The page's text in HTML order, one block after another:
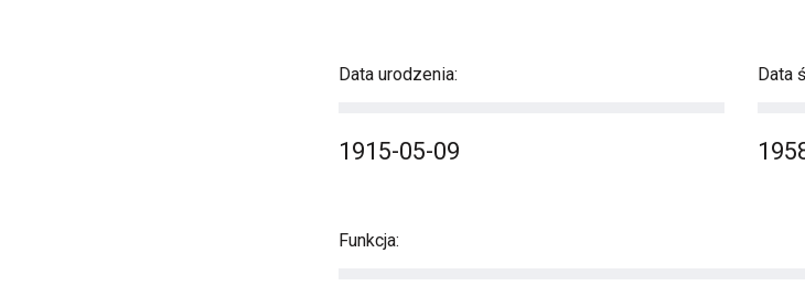
Data urodzenia:
1915-05-09
Data
Funkcja: